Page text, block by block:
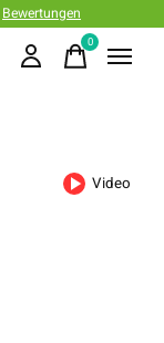
Bewertungen
0items
Video